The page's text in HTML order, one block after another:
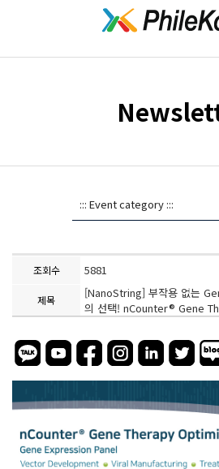
조회수 5881
제목
[NanoString] 부작용 없는
의 선택! nCounter® Gene